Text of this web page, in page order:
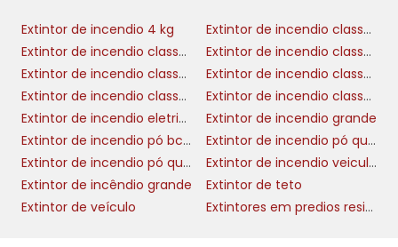
manutenções. Profissionais qualificados
garantem que os extintores estejam sempre
funcionando adequadamente, realizando
ajustes e recargas necessárias, além de
registrar todos os serviços prestados, o que é
importante para auditorias e verificações de
conformidade.
ONDE COMPRAR EXTINTOR
DE INCÊNDIO VEICULAR
Extintor de incendio 4 kg
Extintor de incendio classe a
Extintor de incendio classe abc
Extintor de incendio classe b
Extintor de incendio classe c
Extintor de incendio classe d
Extintor de incendio classe e
Extintor de incendio classe k
Extintor de incendio eletricidade
Extintor de incendio grande
Extintor de incendio pó bc 4 kg
Extintor de incendio pó quimico
Extintor de incendio pó quimico 4kg
Extintor de incendio veicular abc
Extintor de incêndio grande
Extintor de teto
Extintor de veículo
Extintores em predios residenciais